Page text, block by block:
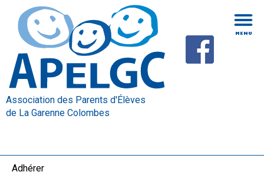
Association des Parents d'Élèves
de La Garenne Colombes
Adhérer